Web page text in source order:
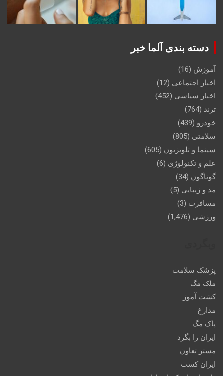
دسته بندی آلما خبر
آموزش (16)
اخبار اجتماعی (12)
اخبار سیاسی (452)
ترند (764)
خودرو (439)
سلامتی (805)
سینما و تلویزیون (605)
علم و تکنولوژی (6)
گوناگون (34)
مد و زیبایی (5)
مسافرت (3)
ورزشی (1,476)
پزشک سلامت
ملک مگ
کشت آموز
مدارخ
پاک مگ
ایران را بگرد
مستر تعاون
ایران کسب